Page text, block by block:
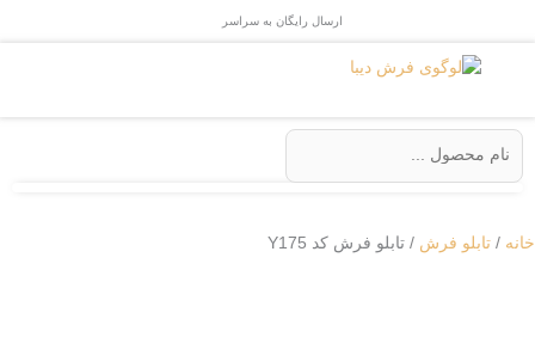
ارسال رایگان به سراسر
جستجو
خانه / تابلو فرش / تابلو فرش کد Y175